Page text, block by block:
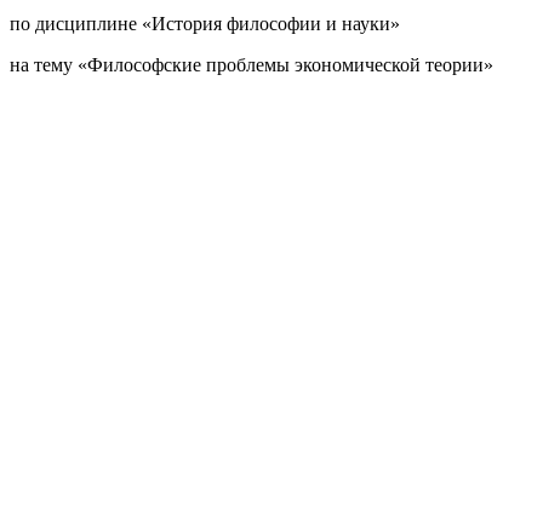
по дисциплине «История философии и науки»
на тему «Философские проблемы экономической теории»